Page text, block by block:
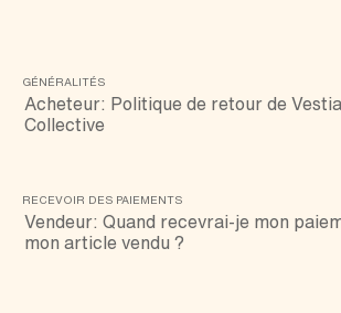
GÉNÉRALITÉS
Acheteur: Politique de retour de
Collective
RECEVOIR DES PAIEMENTS
Vendeur: Quand recevrai-je mon
mon article vendu ?